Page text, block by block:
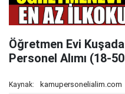
Öğretmen Evi
Personel Alımı (18-
Kaynak: kamupersonelialim.com